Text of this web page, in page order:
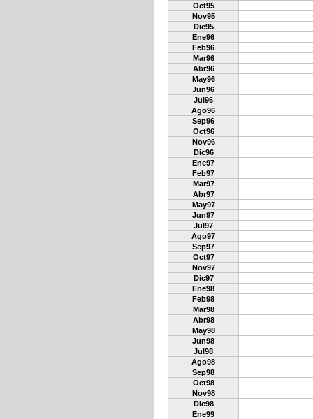
Oct95
Nov95
Dic95
Ene96
Feb96
Mar96
Abr96
May96
Jun96
Jul96
Ago96
Sep96
Oct96
Nov96
Dic96
Ene97
Feb97
Mar97
Abr97
May97
Jun97
Jul97
Ago97
Sep97
Oct97
Nov97
Dic97
Ene98
Feb98
Mar98
Abr98
May98
Jun98
Jul98
Ago98
Sep98
Oct98
Nov98
Dic98
Ene99